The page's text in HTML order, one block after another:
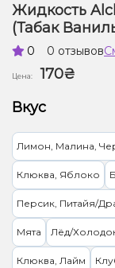
Жидкость
(Табак
0 0 отзывов
Цена:
170₴
Вкус
Лимон, Малина,
Клюква, Яблоко
Персик, Питайя/
Мята Лёд/
Клюква, Лайм